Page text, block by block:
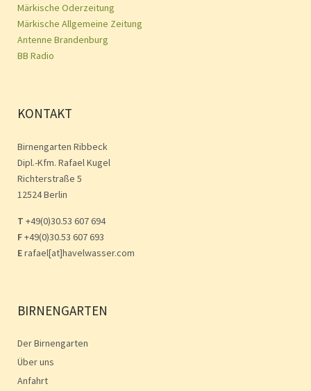
Märkische Oderzeitung
Märkische Allgemeine Zeitung
Antenne Brandenburg
BB Radio
KONTAKT
Birnengarten Ribbeck
Dipl.-Kfm. Rafael Kugel
Richterstraße 5
12524 Berlin
T +49(0)30.53 607 694
F+49(0)30.53 607 693
Erafael[at]havelwasser.com
BIRNENGARTEN
Der Birnengarten
Über uns
Anfahrt